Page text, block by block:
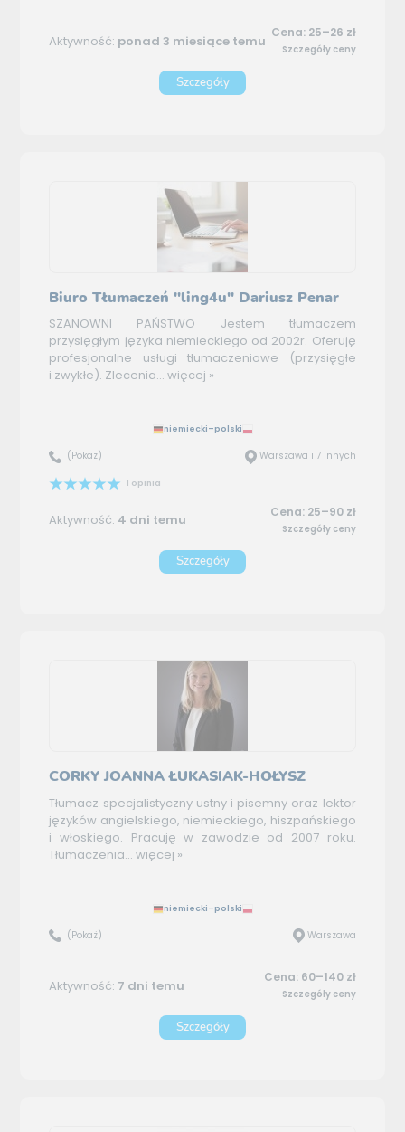
Aktywność: ponad 3 miesiące temu Cena: 25–26 zł
Szczegóły ceny
Szczegóły
Biuro Tłumaczeń "ling4u" Dariusz Penar
SZANOWNI PAŃSTWO Jestem tłumaczem
przysięgłym języka niemieckiego od 2002r. Oferuję
profesjonalne usługi tłumaczeniowe (przysięgłe
i zwykłe). Zlecenia... więcej »
niemiecki–polski
(Pokaż) Warszawa i 7 innych
1 opinia
Aktywność: 4 dni temu Cena: 25–90 zł
Szczegóły ceny
Szczegóły
CORKY JOANNA ŁUKASIAK-HOŁYSZ
Tłumacz specjalistyczny ustny i pisemny oraz lektor
języków angielskiego, niemieckiego, hiszpańskiego
i włoskiego. Pracuję w zawodzie od 2007 roku.
Tłumaczenia... więcej »
niemiecki–polski
(Pokaż) Warszawa
Aktywność: 7 dni temu Cena: 60–140 zł
Szczegóły ceny
Szczegóły